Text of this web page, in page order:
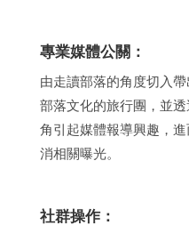
專業媒體公關：
由走讀部落的角度切入
部落文化的旅行團，並
角引起媒體報導興趣，進
消相關曝光。
社群操作：